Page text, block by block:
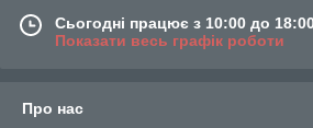
робіт;
Формування укосів;
Нанесення розмітки на робочі
Сьогодні працює з 10:00 до
Показати весь графік роботи
Про нас